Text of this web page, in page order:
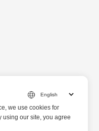
we use cookies for
using our site, you agree